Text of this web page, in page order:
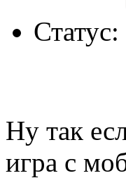
Статус:
Ну так
игра с